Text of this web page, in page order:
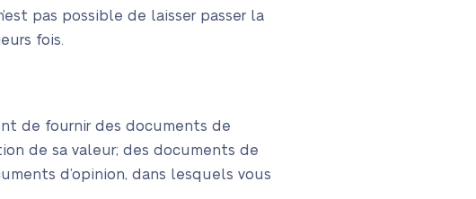
pas possible de laisser passer la
fois.
de fournir des documents de
de sa valeur; des documents de
d’opinion, dans lesquels vous